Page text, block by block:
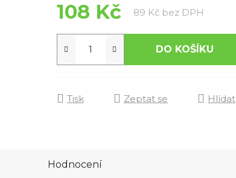
108 Kč 89 Kč bez DPH
DO KOŠÍKU
Tisk Zeptat se Hlídat
Hodnocení